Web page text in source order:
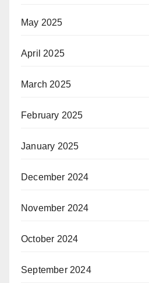
May 2025
April 2025
March 2025
February 2025
January 2025
December 2024
November 2024
October 2024
September 2024